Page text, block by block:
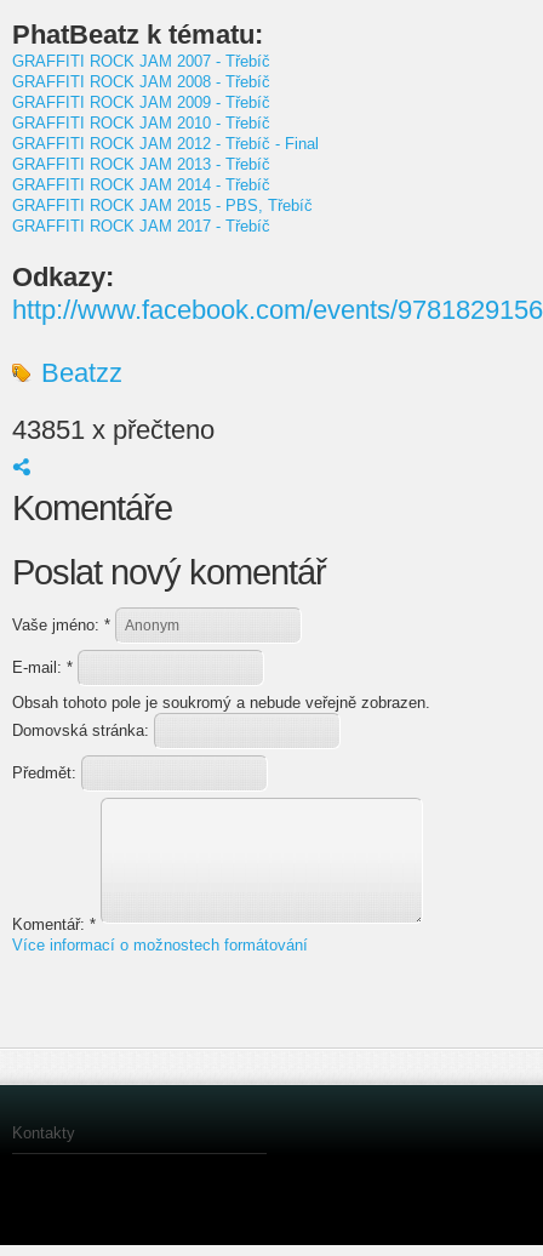
PhatBeatz k tématu:
GRAFFITI ROCK JAM 2007 - Třebíč
GRAFFITI ROCK JAM 2008 - Třebíč
GRAFFITI ROCK JAM 2009 - Třebíč
GRAFFITI ROCK JAM 2010 - Třebíč
GRAFFITI ROCK JAM 2012 - Třebíč - Final
GRAFFITI ROCK JAM 2013 - Třebíč
GRAFFITI ROCK JAM 2014 - Třebíč
GRAFFITI ROCK JAM 2015 - PBS, Třebíč
GRAFFITI ROCK JAM 2017 - Třebíč
Odkazy:
http://www.facebook.com/events/
Beatzz
43851 x přečteno
Komentáře
Poslat nový komentář
Vaše jméno: *
E-mail: *
Obsah tohoto pole je soukromý a nebude veřejně zobrazen.
Domovská stránka:
Předmět:
Komentář: *
Více informací o možnostech formátování
Kontakty